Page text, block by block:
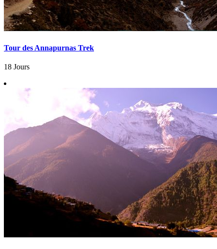
Tour des Annapurnas Trek
18 Jours